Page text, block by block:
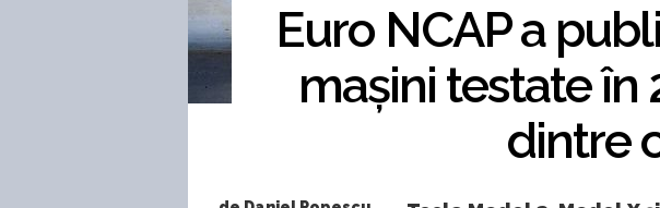
Euro NCAP a
mașini testate în
dintre